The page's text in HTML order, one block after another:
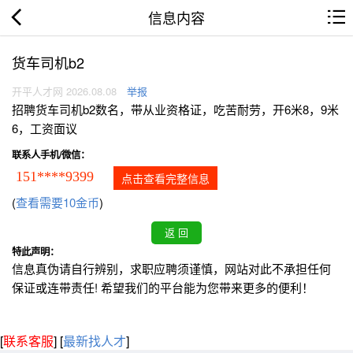
信息内容
货车司机b2
开平人才网 2026.08.08 举报
招聘货车司机b2数名，带从业资格证，吃苦耐劳，开6米8，9米
6，工资面议
联系人手机/微信：
151****9399 点击查看完整信息
(查看需要10金币)
特此声明：
信息真伪请自行辨别，求职应聘须谨慎，网站对此不承担任何
保证或连带责任! 希望我们的平台能为您带来更多的便利！
[联系客服] [最新找人才]